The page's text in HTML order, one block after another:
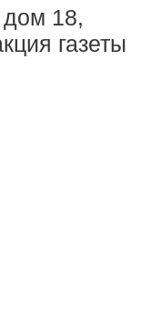
дом 18,
газеты